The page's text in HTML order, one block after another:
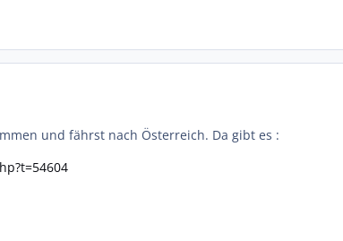
und fährst nach Österreich. Da gibt es :